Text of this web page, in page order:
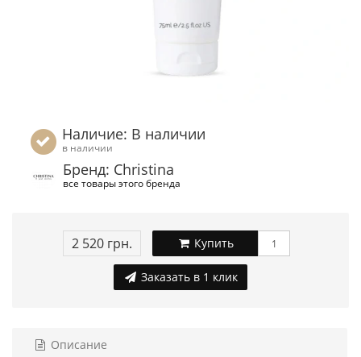
Наличие: В наличии
в наличии
Бренд: Christina
все товары этого бренда
2 520 грн. Купить
Заказать в 1 клик
Описание